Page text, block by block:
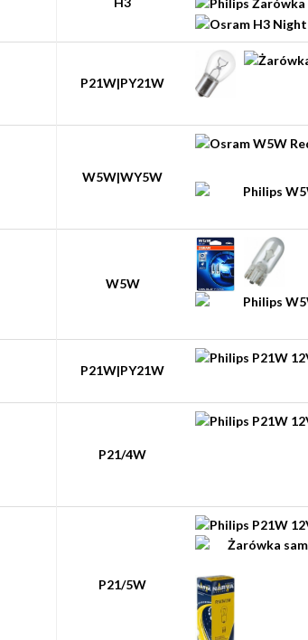
P21W|PY21W
W5W|WY5W
W5W
P21W|PY21W
P21/4W
P21/5W